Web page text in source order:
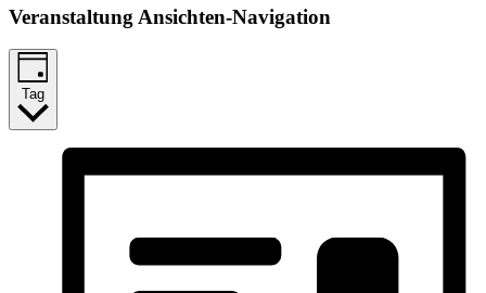
Veranstaltung Ansichten-Navigation
Tag